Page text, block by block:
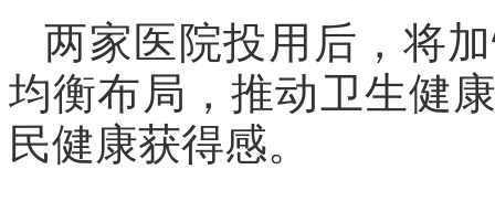
两家医院投用后，将
均衡布局，推动卫生健
民健康获得感。